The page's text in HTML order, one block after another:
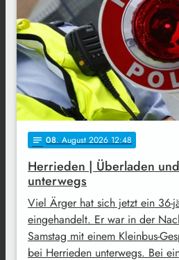
notes 08. August 2026 12:48
Herrieden | Überladen
unterwegs
Viel Ärger hat sich jetzt ein 36-
eingehandelt. Er war in der
Samstag mit einem Kleinbus-
bei Herrieden unterwegs. Bei